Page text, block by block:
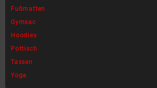
Fußmatten
Gymsac
Hoodies
Pottisch
Tassen
Yoga